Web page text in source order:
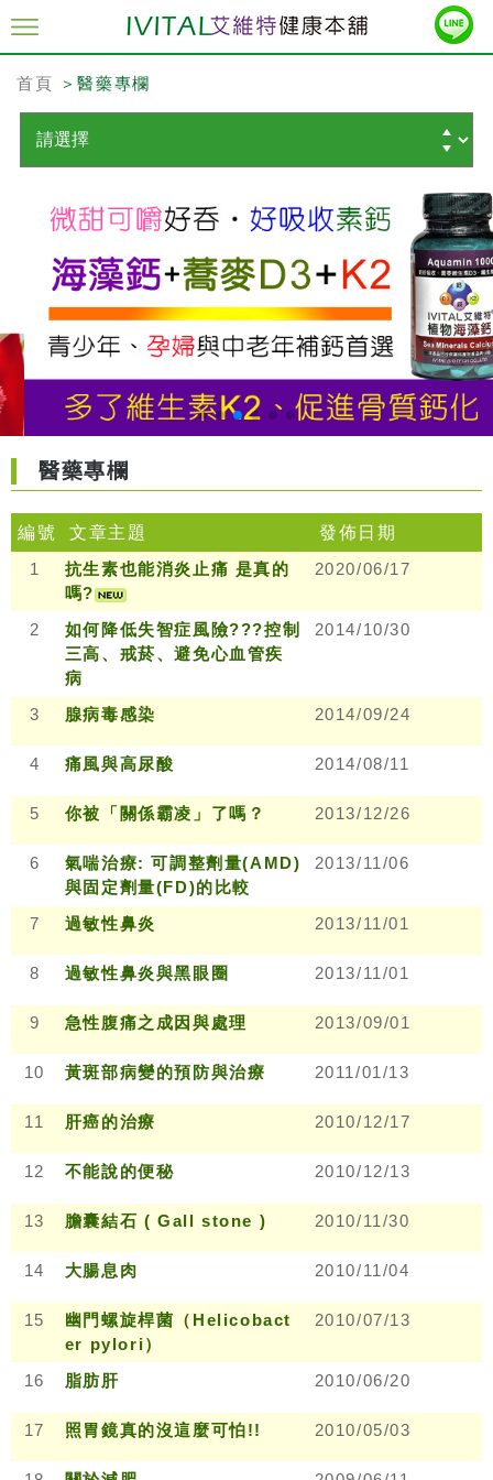
首頁 ＞醫藥專欄
醫藥專欄
編號 文章主題
發佈日期
1
抗生素也能消炎止痛 是真的
嗎?
2020/06/17
2
如何降低失智症風險???控制
三高、戒菸、避免心血管疾
病
2014/10/30
3 腺病毒感染 2014/09/24
4 痛風與高尿酸 2014/08/11
5 你被「關係霸凌」了嗎？ 2013/12/26
6
氣喘治療: 可調整劑量(AMD)
與固定劑量(FD)的比較
2013/11/06
7 過敏性鼻炎 2013/11/01
8 過敏性鼻炎與黑眼圈 2013/11/01
9 急性腹痛之成因與處理 2013/09/01
10 黃斑部病變的預防與治療 2011/01/13
11 肝癌的治療 2010/12/17
12 不能說的便秘 2010/12/13
13 膽囊結石 ( Gall stone ) 2010/11/30
14 大腸息肉 2010/11/04
15
幽門螺旋桿菌（Helicobact
er pylori）
2010/07/13
16 脂肪肝 2010/06/20
17 照胃鏡真的沒這麼可怕!! 2010/05/03